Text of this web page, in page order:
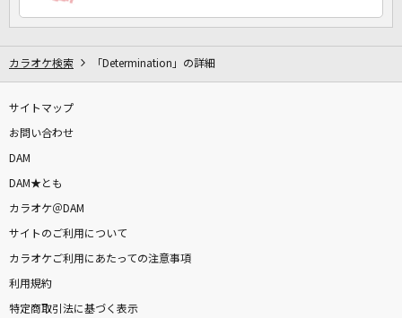
カラオケ検索 「Determination」の詳細
サイトマップ
お問い合わせ
DAM
DAM★とも
カラオケ＠DAM
サイトのご利用について
カラオケご利用にあたっての注意事項
利用規約
特定商取引法に基づく表示